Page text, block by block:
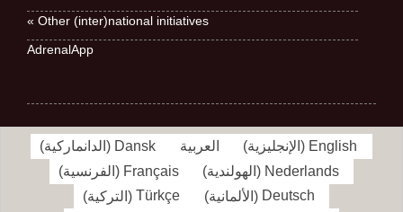
Other (inter)national initiatives »
AdrenalApp
English
(الإنجليزية) العربية Dansk
(الدانماركية)
Nederlands
( الهولندية)
Français
( الفرنسية)
Deutsch
(الألمانية)
Türkçe
(التركية)